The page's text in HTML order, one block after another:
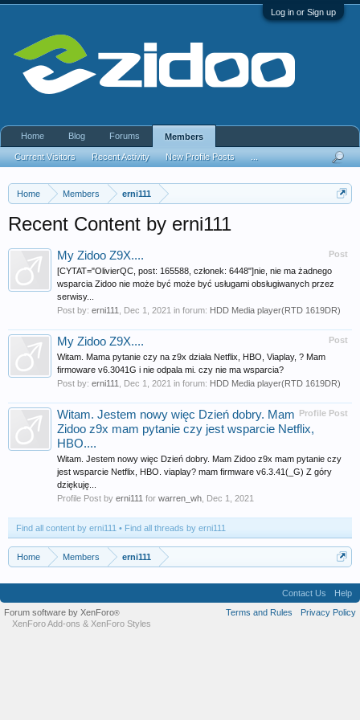
Log in or Sign up
Home Members erni111
Recent Content by erni111
Post
My Zidoo Z9X....
[CYTAT="OlivierQC, post: 165588, członek: 6448"]nie, nie ma żadnego
wsparcia Zidoo nie może być może być usługami obsługiwanych przez
serwisy...
Post by: erni111 Dec 1, 2021 in forum: HDD Media player(RTD 1619DR)
Post
My Zidoo Z9X....
Witam. Mama pytanie czy na z9x działa Netflix, HBO, Viaplay, ? Mam
firmoware v6.3041G i nie odpala mi. czy nie ma wsparcia?
Post by: erni111 Dec 1, 2021 in forum: HDD Media player(RTD 1619DR)
Profile Post
Witam. Jestem nowy więc Dzień dobry. Mam
Zidoo z9x mam pytanie czy jest wsparcie Netflix,
HBO....
Witam. Jestem nowy więc Dzień dobry. Mam Zidoo z9x mam pytanie czy
jest wsparcie Netflix, HBO. viaplay? mam firmware v6.3.41(_G) Z góry
dziękuję...
Profile Post by erni111 for warren_wh Dec 1, 2021
Find all content by erni111 Find all threads by erni111
Home Members erni111
Home Blog Forums Members
Current Visitors Recent Activity New Profile Posts
Contact Us
Help
Terms and Rules
Privacy Policy
Forum software by XenForo®
XenForo Add-ons & XenForo Styles